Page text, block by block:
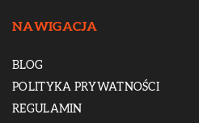
NAWIGACJA
BLOG
POLITYKA PRYWATNOŚCI
REGULAMIN